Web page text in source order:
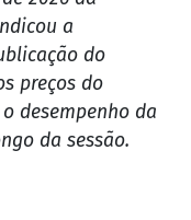
a
do
preços do
desempenho da
da sessão.